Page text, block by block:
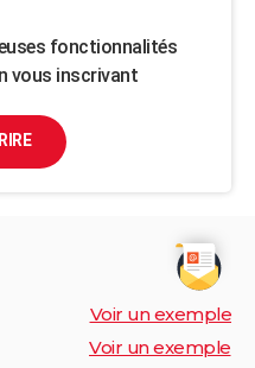
fonctionnalités
vous inscrivant
Voir un exemple
Voir un exemple